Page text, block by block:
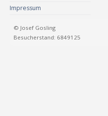
Impressum
© Josef Gosling
Besucherstand: 6849125